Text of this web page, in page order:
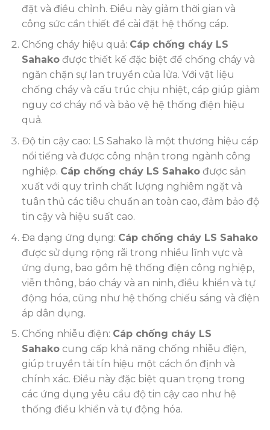
đặt và điều chỉnh. Điều này giảm thời gian và
công sức cần thiết để cài đặt hệ thống cáp.
Chống cháy hiệu quả: Cáp chống cháy LS
Sahakođược thiết kế đặc biệt để chống cháy và
ngăn chặn sự lan truyền của lửa. Với vật liệu
chống cháy và cấu trúc chịu nhiệt, cáp giúp giảm
nguy cơ cháy nổ và bảo vệ hệ thống điện hiệu
quả.
Độ tin cậy cao: LS Sahako là một thương hiệu cáp
nổi tiếng và được công nhận trong ngành công
nghiệp. Cáp chống cháy LS Sahakođược sản
xuất với quy trình chất lượng nghiêm ngặt và
tuân thủ các tiêu chuẩn an toàn cao, đảm bảo độ
tin cậy và hiệu suất cao.
Đa dạng ứng dụng: Cáp chống cháy LS Sahako
được sử dụng rộng rãi trong nhiều lĩnh vực và
ứng dụng, bao gồm hệ thống điện công nghiệp,
viễn thông, báo cháy và an ninh, điều khiển và tự
động hóa, cũng như hệ thống chiếu sáng và điện
áp dân dụng.
Chống nhiễu điện: Cáp chống cháy LS
Sahakocung cấp khả năng chống nhiễu điện,
giúp truyền tải tín hiệu một cách ổn định và
chính xác. Điều này đặc biệt quan trọng trong
các ứng dụng yêu cầu độ tin cậy cao như hệ
thống điều khiển và tự động hóa.